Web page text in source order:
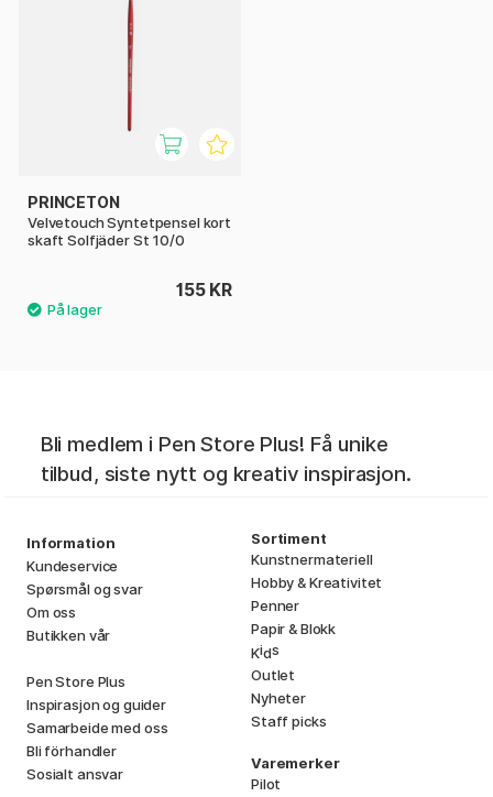
PRINCETON
Velvetouch Syntetpensel kort
skaft Solfjäder St 10/0
155 KR
Bli medlem i Pen Store Plus! Få unike
tilbud, siste nytt og kreativ inspirasjon.
Information
Kundeservice
Spørsmål og svar
Om oss
Butikken vår
Pen Store Plus
Inspirasjon og guider
Samarbeide med oss
Bli förhandler
Sosialt ansvar
Sortiment
Kunstnermateriell
Hobby & Kreativitet
Penner
Papir & Blokk
Kids
Outlet
Nyheter
Staff picks
Varemerker
Pilot